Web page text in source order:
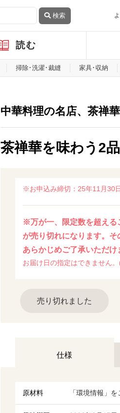
検索
読む
掃除･洗濯･裁縫 家具･収納
中華料理の名店、茶禅
茶禅華を味わう2
※お申込み締切：25年11月30
※万が一、限定数を超える
が売り切れになります。そ
あらかじめご了承いただけ
お届け日の指定はできません
売り切れました
仕様
原材料 「環境情報」を